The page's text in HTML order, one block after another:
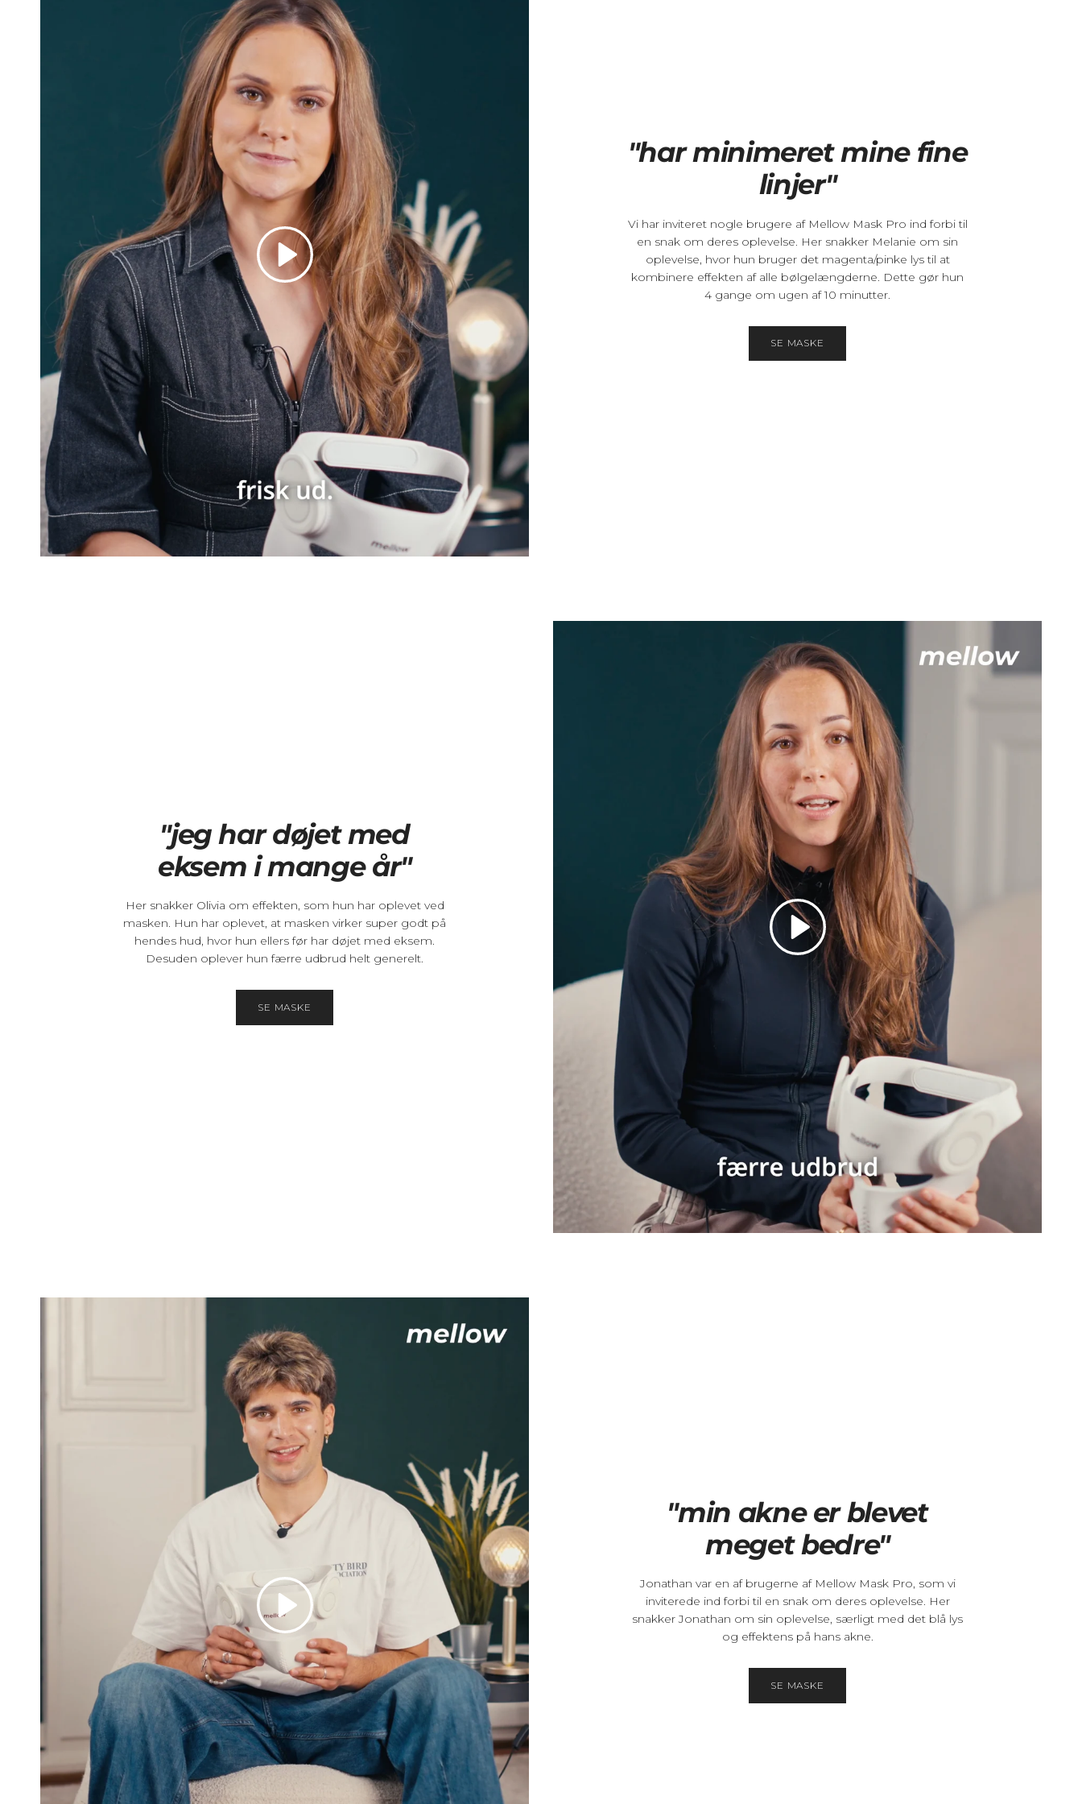
Afspil
"har minimeret mine fine
linjer"
Vi har inviteret nogle brugere af Mellow Mask Pro ind forbi til
en snak om deres oplevelse. Her snakker Melanie om sin
oplevelse, hvor hun bruger det magenta/pinke lys til at
kombinere effekten af alle bølgelængderne. Dette gør hun
4 gange om ugen af 10 minutter.
SE MASKE
Afspil
"jeg har døjet med
eksem i mange år"
Her snakker Olivia om effekten, som hun har oplevet ved
masken. Hun har oplevet, at masken virker super godt på
hendes hud, hvor hun ellers før har døjet med eksem.
Desuden oplever hun færre udbrud helt generelt.
SE MASKE
Afspil
"min akne er blevet
meget bedre"
Jonathan var en af brugerne af Mellow Mask Pro, som vi
inviterede ind forbi til en snak om deres oplevelse. Her
snakker Jonathan om sin oplevelse, særligt med det blå lys
og effektens på hans akne.
SE MASKE